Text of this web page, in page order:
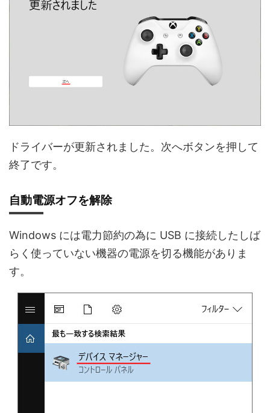
ドライバーが更新されました。次へボタンを押して
終了です。
自動電源オフを解除
Windows には電力節約の為に USB に接続したしば
らく使っていない機器の電源を切る機能がありま
す。